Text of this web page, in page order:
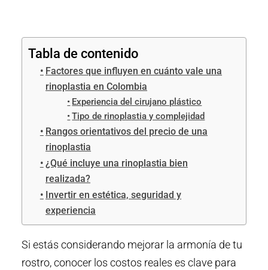
Tabla de contenido
Factores que influyen en cuánto vale una
rinoplastia en Colombia
Experiencia del cirujano plástico
Tipo de rinoplastia y complejidad
Rangos orientativos del precio de una
rinoplastia
¿Qué incluye una rinoplastia bien
realizada?
Invertir en estética, seguridad y
experiencia
Si estás considerando mejorar la armonía de tu
rostro, conocer los costos reales es clave para